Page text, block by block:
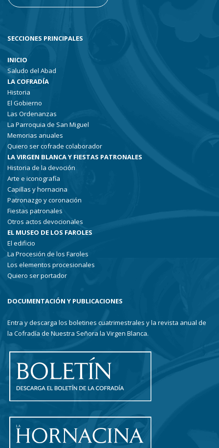
SECCIONES PRINCIPALES
INICIO
Saludo del Abad
LA COFRADÍA
Historia
El Gobierno
Las Ordenanzas
La Parroquia de San Miguel
Memorias anuales
Quiero ser cofrade colaborador
LA VIRGEN BLANCA Y FIESTAS PATRONALES
Historia de la devoción
Arte e iconografía
Capillas y hornacina
Patronazgo y coronación
Fiestas patronales
Otros actos devocionales
EL MUSEO DE LOS FAROLES
El edificio
La Procesión de los Faroles
Los elementos procesionales
Quiero ser portador
DOCUMENTACIÓN Y PUBLICACIONES
Entra y descarga los boletines cuatrimestrales y la revista anual de
la Cofradía de Nuestra Señora la Virgen Blanca.